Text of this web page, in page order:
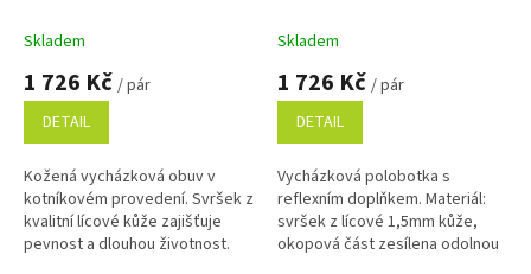
Skladem
1 726 Kč / pár
DETAIL
Kožená vycházková obuv v
kotníkovém provedení. Svršek z
kvalitní lícové kůže zajišťuje
pevnost a dlouhou životnost.
Skladem
1 726 Kč / pár
DETAIL
Vycházková polobotka s
reflexním doplňkem. Materiál:
svršek z lícové 1,5mm kůže,
okopová část zesílena odolnou